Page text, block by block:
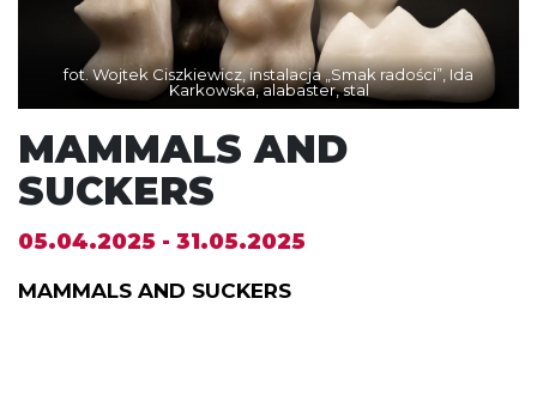
fot. Wojtek Ciszkiewicz, instalacja „Smak radości”, Ida
Karkowska, alabaster, stal
MAMMALS AND
SUCKERS
05.04.2025 - 31.05.2025
MAMMALS AND SUCKERS